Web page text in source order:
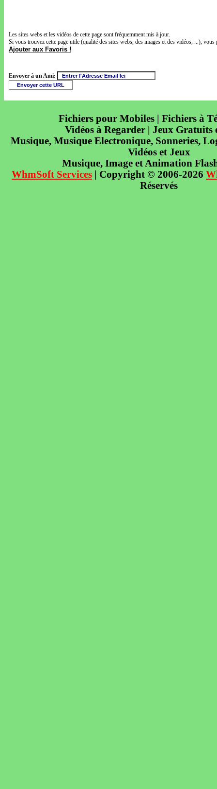
Les sites webs et les vidéos de cette page sont fréquemment mis à jour.
Si vous trouvez cette page utile (qualité des sites webs, des images et des vidéos, ...),
Ajouter aux Favoris !
Envoyer à un Ami:
Fichiers pour Mobiles | Fichiers à
Vidéos à Regarder | Jeux Gratuits
Musique, Musique Electronique, Sonneries,
Vidéos et Jeux
Musique, Image et Animation
WhmSoft Services | Copyright © 2006-2026
Réservés